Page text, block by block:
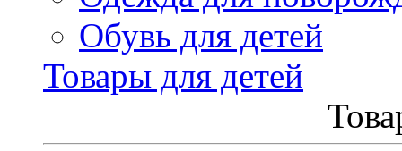
Обувь для детей
Товары для детей